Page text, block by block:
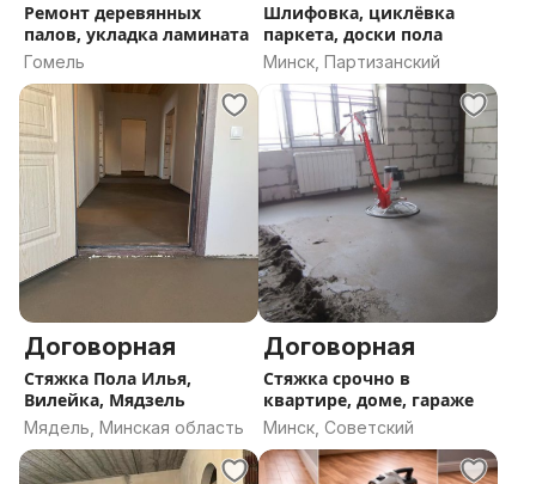
Ремонт деревянных
палов, укладка ламината
Гомель
Шлифовка, циклёвка
паркета, доски пола
Минск, Партизанский
Договорная
Стяжка Пола Илья,
Вилейка, Мядзель
Мядель, Минская область
Договорная
Стяжка срочно в
квартире, доме, гараже
Минск, Советский